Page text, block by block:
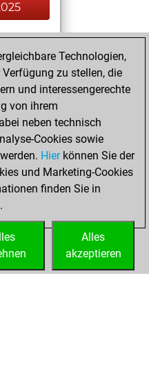
Fritz
a
of 494
a
6,
Technologien,
zu stellen, die
und interessengerechte
von ihrem
neben technisch
Cookies sowie
Hierkönnen Sie der
und Marketing-Cookies
finden Sie in
.
Alles
akzeptieren